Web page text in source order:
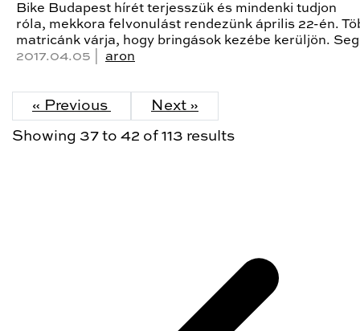
Bike Budapest hírét terjesszük és mindenki tudjon
róla, mekkora felvonulást rendezünk április 22-én.
matricánk várja, hogy bringások kezébe kerüljön.
2017.04.05 | aron
« Previous Next »
Showing 37 to 42 of 113 results